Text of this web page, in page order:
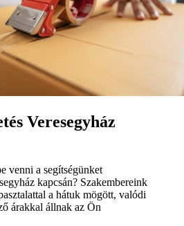
Veresegyház
venni a segítségünket
kapcsán? Szakembereink
a hátuk mögött, valódi
árakkal állnak az Ön